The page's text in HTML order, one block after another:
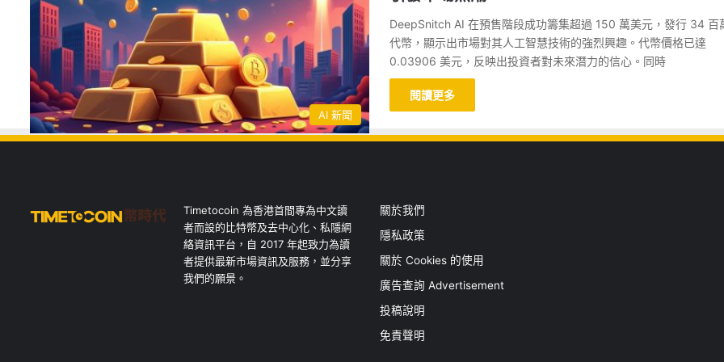
AI 新聞
DeepSnitch AI 在預售階段成功籌集超過 150 萬美元，發行 34 百
代幣，顯示出市場對其人工智慧技術的強烈興趣。代幣價格已達
0.03906 美元，反映出投資者對未來潛力的信心。同時
閱讀更多
Timetocoin 為香港首間專為中文讀
者而設的比特幣及去中心化、私隱網
絡資訊平台，自 2017 年起致力為讀
者提供最新市場資訊及服務，並分享
我們的願景。
關於我們
隱私政策
關於 Cookies 的使用
廣告查詢 Advertisement
投稿說明
免責聲明